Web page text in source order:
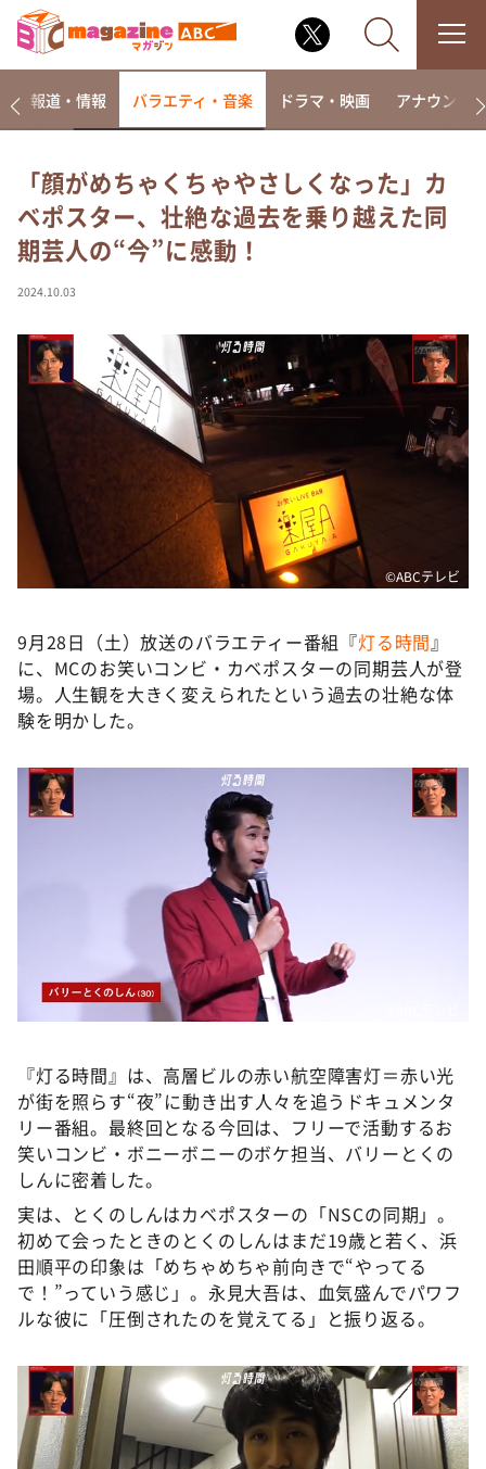
なるみ・岡村の過ぎるTV
相席食堂
これ余談なんですけど・・・
て真剣です
探偵！ナイトスクープ
news おかえり
河合＆A.B.C-Z塚田×福井アナ「なんでやねん！？」
（news おかえり）
DAIGOも台所 ～きょうの献立 何にする？～
本日はダイアンなり！シーズン２
朝だ！生です旅サラダ
ＬＩＦＥ～夢のカタチ～
新婚さんいらっしゃい！
ポツンと一軒家
報道・情報 バラエティ・音楽 ドラマ・映画 アナウンサー
「顔がめちゃくちゃやさしくなった」カ
ベポスター、壮絶な過去を乗り越えた同
期芸人の“今”に感動！
2024.10.03
©️ABCテレビ
9月28日（土）放送のバラエティー番組『灯る時間』
に、MCのお笑いコンビ・カベポスターの同期芸人が登
場。人生観を大きく変えられたという過去の壮絶な体
験を明かした。
『灯る時間』は、高層ビルの赤い航空障害灯＝赤い光
が街を照らす“夜”に動き出す人々を追うドキュメンタ
リー番組。最終回となる今回は、フリーで活動するお
笑いコンビ・ボニーボニーのボケ担当、バリーとくの
しんに密着した。
実は、とくのしんはカベポスターの「NSCの同期」。
初めて会ったときのとくのしんはまだ19歳と若く、浜
田順平の印象は「めちゃめちゃ前向きで“やってる
で！”っていう感じ」。永見大吾は、血気盛んでパワフ
ルな彼に「圧倒されたのを覚えてる」と振り返る。